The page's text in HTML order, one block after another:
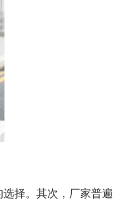
择。其次，厂家普